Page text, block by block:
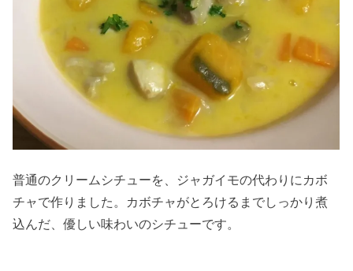
普通のクリームシチューを、ジャガイモの代わりにカボ
チャで作りました。カボチャがとろけるまでしっかり煮
込んだ、優しい味わいのシチューです。